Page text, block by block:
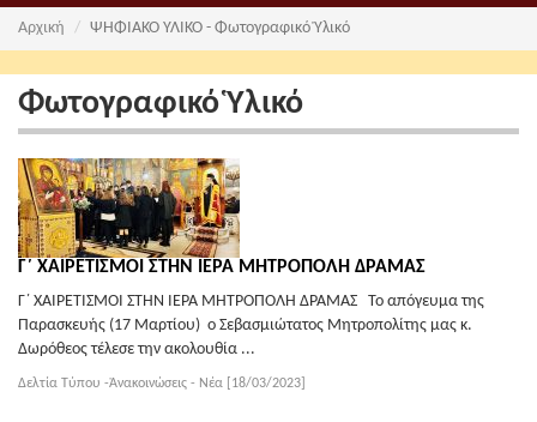
Αρχική ΨΗΦΙΑΚΟ ΥΛΙΚΟ - Φωτογραφικό Ὑλικό
Φωτογραφικό Ὑλικό
Γ΄ ΧΑΙΡΕΤΙΣΜΟΙ ΣΤΗΝ ΙΕΡΑ ΜΗΤΡΟΠΟΛΗ ΔΡΑΜΑΣ
Γ΄ ΧΑΙΡΕΤΙΣΜΟΙ ΣΤΗΝ ΙΕΡΑ ΜΗΤΡΟΠΟΛΗ ΔΡΑΜΑΣ Το απόγευμα της
Παρασκευής (17 Μαρτίου) ο Σεβασμιώτατος Μητροπολίτης μας κ.
Δωρόθεος τέλεσε την ακολουθία ...
Δελτία Τύπου -Ἀνακοινώσεις - Νέα [18/03/2023]